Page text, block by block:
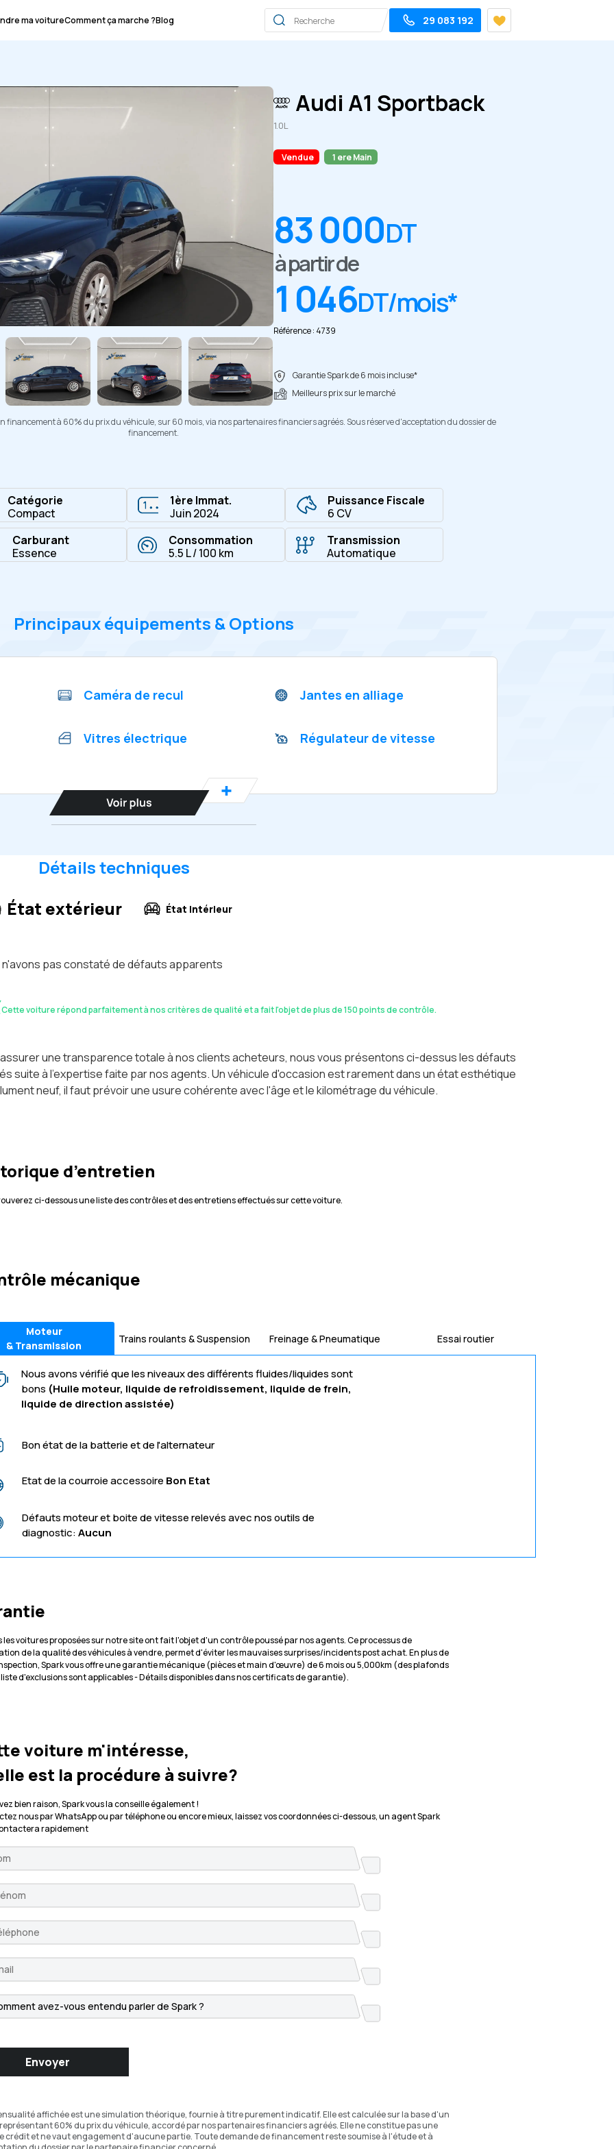
ma voitureComment ça marche ?Blog 29 083 192
Audi A1 Sportback
1.0L
Vendue 1 ere Main
83 000DT
à partir de
1 046DT/mois*
Référence : 4739
Garantie Spark de 6 mois incluse*
Meilleurs prix sur le marché
à 60% du prix du véhicule, sur 60 mois, via nos partenaires financiers agréés. Sous réserve d'acceptation du dossier de
financement.
Catégorie
Compact
1ère Immat.
Juin 2024
Puissance Fiscale
6 CV
Carburant
Essence
Consommation
5.5 L / 100 km
Transmission
Automatique
Principaux équipements & Options
Caméra de recul Jantes en alliage
Vitres électrique Régulateur de vitesse
Détails techniques
État extérieur
État intérieur
n'avons pas constaté de défauts apparents
Cette voiture répond parfaitement à nos critères de qualité et a fait l'objet de plus de 150 points de contrôle.
une transparence totale à nos clients acheteurs, nous vous présentons ci-dessus les défauts
suite à l'expertise faite par nos agents. Un véhicule d'occasion est rarement dans un état esthétique
neuf, il faut prévoir une usure cohérente avec l'âge et le kilométrage du véhicule.
d’entretien
ci-dessous une liste des contrôles et des entretiens effectués sur cette voiture.
mécanique
Moteur
& Transmission
Trains roulants & Suspension Freinage & Pneumatique Essai routier
Nous avons vérifié que les niveaux des différents fluides/liquides sont
bons (Huile moteur, liquide de refroidissement, liquide de frein,
liquide de direction assistée)
Bon état de la batterie et de l'alternateur
Etat de la courroie accessoire Bon Etat
Défauts moteur et boite de vitesse relevés avec nos outils de
diagnostic:Aucun
les voitures proposées sur notre site ont fait l'objet d'un contrôle poussé par nos agents. Ce processus de
de la qualité des véhicules à vendre, permet d'éviter les mauvaises surprises/incidents post achat. En plus de
Spark vous offre une garantie mécanique (pièces et main d'œuvre) de 6 mois ou 5,000km (des plafonds
d'exclusions sont applicables - Détails disponibles dans nos certificats de garantie).
voiture m'intéresse,
est la procédure à suivre?
bien raison, Spark vous la conseille également !
nous par WhatsApp ou par téléphone ou encore mieux, laissez vos coordonnées ci-dessous, un agent Spark
rapidement
Envoyer
affichée est une simulation théorique, fournie à titre purement indicatif. Elle est calculée sur la base d'un
60% du prix du véhicule, accordé par nos partenaires financiers agréés. Elle ne constitue pas une
crédit et ne vaut engagement d'aucune partie. Toute demande de financement reste soumise à l'étude et à
Copier